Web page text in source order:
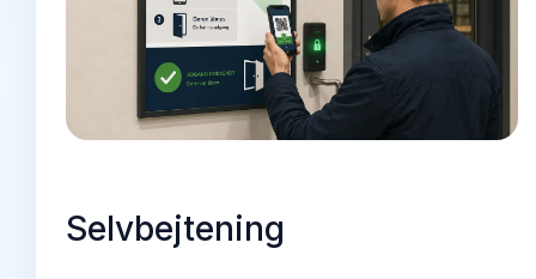
Selvbejtening